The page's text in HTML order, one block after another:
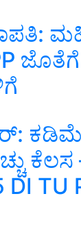
ಕಡಿಮೆ
ಕೆಲಸ
TU